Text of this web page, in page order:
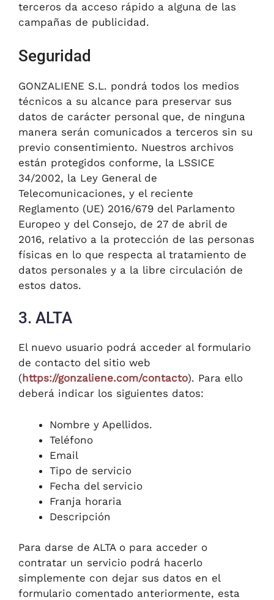
terceros da acceso rápido a alguna de las
campañas de publicidad.
Seguridad
GONZALIENE S.L. pondrá todos los medios
técnicos a su alcance para preservar sus
datos de carácter personal que, de ninguna
manera serán comunicados a terceros sin su
previo consentimiento. Nuestros archivos
están protegidos conforme, la LSSICE
34/2002, la Ley General de
Telecomunicaciones, y el reciente
Reglamento (UE) 2016/679 del Parlamento
Europeo y del Consejo, de 27 de abril de
2016, relativo a la protección de las personas
físicas en lo que respecta al tratamiento de
datos personales y a la libre circulación de
estos datos.
3. ALTA
El nuevo usuario podrá acceder al formulario
de contacto del sitio web
(https://gonzaliene.com/contacto). Para ello
deberá indicar los siguientes datos:
Nombre y Apellidos.
Teléfono
Email
Tipo de servicio
Fecha del servicio
Franja horaria
Descripción
Para darse de ALTA o para acceder o
contratar un servicio podrá hacerlo
simplemente con dejar sus datos en el
formulario comentado anteriormente, esta